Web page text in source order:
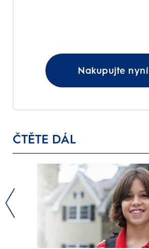
Nakupujte nyní
ČTĚTE DÁL